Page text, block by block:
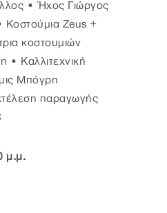
• Ήχος Γιώργος
Zeus +
κοστουμιών
• Καλλιτεχνική
Μπόγρη
παραγωγής
μ.μ.